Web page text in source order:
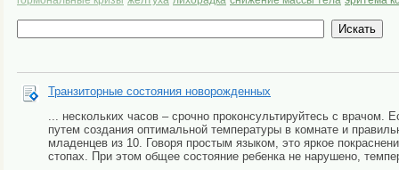
Транзиторные состояния новорожденных
... нескольких часов – срочно проконсультируйтесь с врачом.
путем создания оптимальной температуры в комнате и
младенцев из 10. Говоря простым языком, это яркое
стопах. При этом общее состояние ребенка не нарушено,